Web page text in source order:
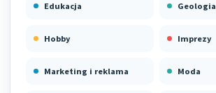
Edukacja Geologia
Hobby Imprezy
Marketing i reklama Moda